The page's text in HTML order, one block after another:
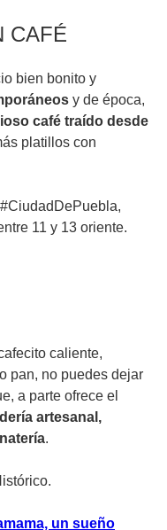
CAFÉ
bien bonito y
y de época,
café traído desde
platillos con
11 y 13 oriente.
caliente,
pan, no puedes dejar
a parte ofrece el
artesanal,
.
un sueño